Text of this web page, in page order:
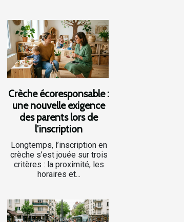
Crèche écoresponsable :
une nouvelle exigence
des parents lors de
l'inscription
Longtemps, l’inscription en
crèche s’est jouée sur trois
critères : la proximité, les
horaires et...